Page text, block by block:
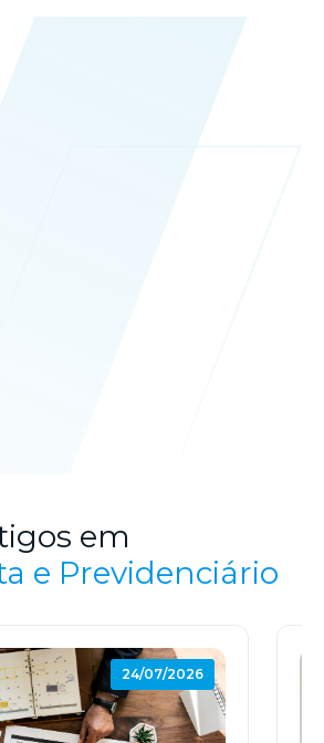
em
e Previdenciário
24/07/2026